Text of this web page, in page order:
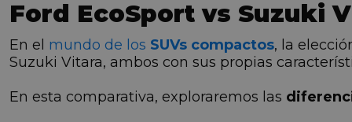
Ford EcoSport vs Suzuki
En el mundo de los SUVs compactos, la
Suzuki Vitara, ambos con sus propias
En esta comparativa, exploraremos las